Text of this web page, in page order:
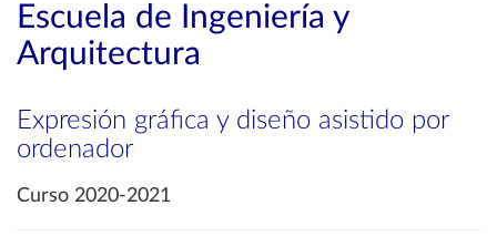
Escuela de Ingeniería y
Arquitectura
Expresión gráfica y diseño asistido por
ordenador
Curso 2020-2021